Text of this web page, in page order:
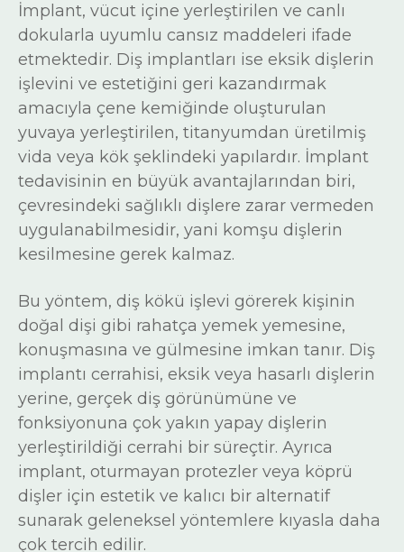
İmplant
Nedir?
İmplant, vücut içine yerleştirilen ve canlı
dokularla uyumlu cansız maddeleri ifade
etmektedir. Diş implantları ise eksik dişlerin
işlevini ve estetiğini geri kazandırmak
amacıyla çene kemiğinde oluşturulan
yuvaya yerleştirilen, titanyumdan üretilmiş
vida veya kök şeklindeki yapılardır. İmplant
tedavisinin en büyük avantajlarından biri,
çevresindeki sağlıklı dişlere zarar vermeden
uygulanabilmesidir, yani komşu dişlerin
kesilmesine gerek kalmaz.
Bu yöntem, diş kökü işlevi görerek kişinin
doğal dişi gibi rahatça yemek yemesine,
konuşmasına ve gülmesine imkan tanır. Diş
implantı cerrahisi, eksik veya hasarlı dişlerin
yerine, gerçek diş görünümüne ve
fonksiyonuna çok yakın yapay dişlerin
yerleştirildiği cerrahi bir süreçtir. Ayrıca
implant, oturmayan protezler veya köprü
dişler için estetik ve kalıcı bir alternatif
sunarak geleneksel yöntemlere kıyasla daha
çok tercih edilir.